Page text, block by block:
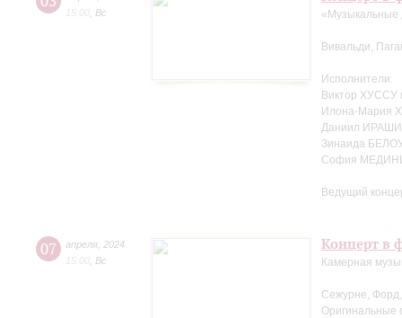
15:00 Вс «Музыкальные
Вивальди,
Исполнители:
Виктор ХУССУ
Илона-Мария
Даниил
Зинаида
София
Ведущий
07 апреля 2024
15:00 Вс
Концерт в
Камерная
Сежурне,
Оригинальные